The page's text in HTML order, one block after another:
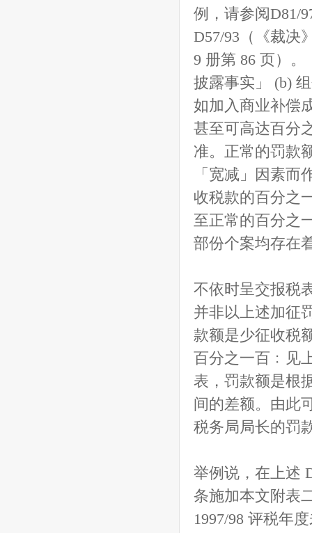
例，请参阅D81/
D57/93（《裁决
9 册第 86 页）
披露事实」 (b)
如加入商业补偿
甚至可高达百分
准。正常的罚款
「宽减」因素
收税款的百分之
至正常的百分之
部份个案均存在
不依时呈交报税
并非以上述加征
款额是少征收税
百分之一百﹕见
表，罚款额是根
间的差额。由此
税务局局长的罚
举例说，在上述
条施加本文附表
1997/98 评税年